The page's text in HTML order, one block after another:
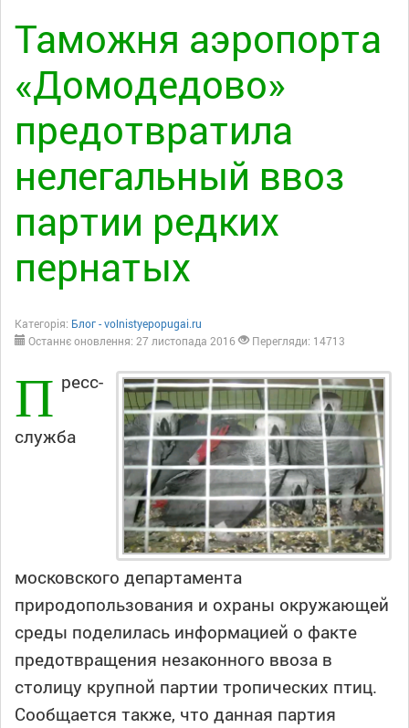
Таможня аэропорта
«Домодедово»
предотвратила
нелегальный ввоз
партии редких
пернатых
Категорія: Блог - volnistyepopugai.ru
Останнє оновлення: 27 листопада 2016
Перегляди: 14713
П ресс-
служба
московского департамента
природопользования и охраны окружающей
среды поделилась информацией о факте
предотвращения незаконного ввоза в
столицу крупной партии тропических птиц.
Сообщается также, что данная партия